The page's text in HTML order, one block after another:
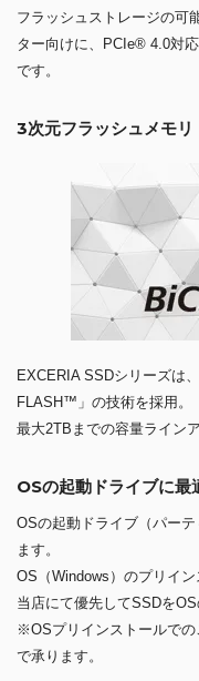
フラッシュストレージの可
ター向けに、PCIe® 4.0対
です。
3次元フラッシュメモ
EXCERIA SSDシリーズは
FLASH™」の技術を採用。
最大2TBまでの容量ライン
OSの起動ドライブに最
OSの起動ドライブ（パー
ます。
OS（Windows）のプリイ
当店にて優先してSSDを
※OSプリインストールで
で承ります。